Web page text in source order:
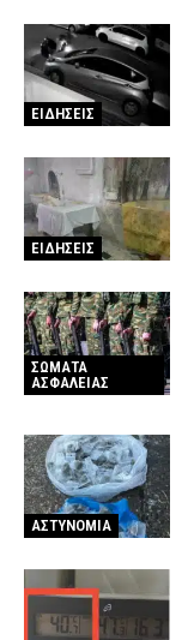
ΕΙΔΗΣΕΙΣ
ΕΙΔΗΣΕΙΣ
ΣΩΜΑΤΑ
ΑΣΦΑΛΕΙΑΣ
ΑΣΤΥΝΟΜΙΑ